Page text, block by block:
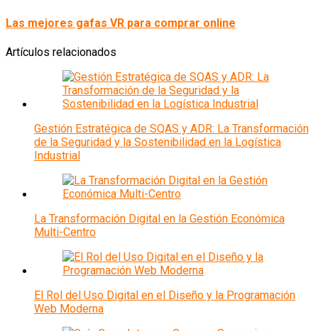
Las mejores gafas VR para comprar online
Artículos relacionados
Gestión Estratégica de SQAS y ADR: La Transformación
de la Seguridad y la Sostenibilidad en la Logística
Industrial
La Transformación Digital en la Gestión Económica
Multi-Centro
El Rol del Uso Digital en el Diseño y la Programación
Web Moderna